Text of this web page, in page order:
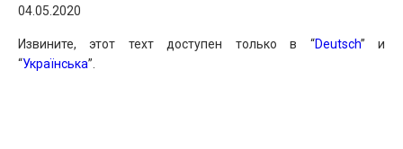
04.05.2020
Извините, этот техт доступен только в “Deutsch” и
“Українська”.